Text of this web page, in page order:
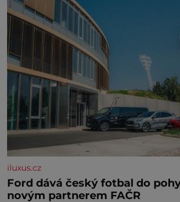
iluxus.cz
Ford dává český fotbal do
novým partnerem FAČR